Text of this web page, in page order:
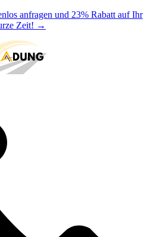
anfragen und 23% Rabatt auf Ihr
Zeit! →